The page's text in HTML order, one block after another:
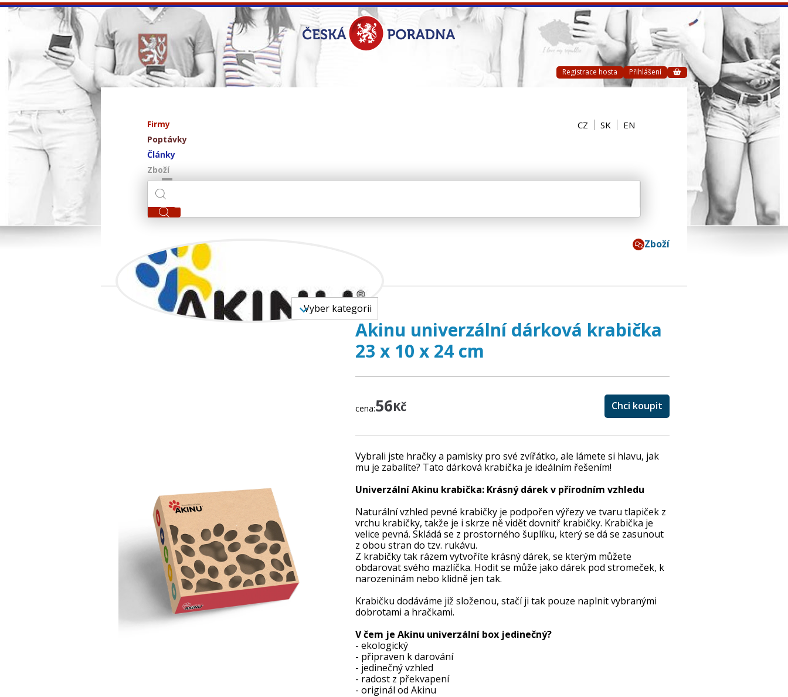
Registrace hosta Přihlášení
Firmy
Poptávky
Články
Zboží
CZ SK EN
Zboží
VŠECHNO ZBOŽÍ Vyber kategorii
Akinu univerzální dárková krabička
23 x 10 x 24 cm
cena:56Kč Chci koupit
Vybrali jste hračky a pamlsky pro své zvířátko, ale lámete si hlavu, jak
mu je zabalíte? Tato dárková krabička je ideálním řešením!
Univerzální Akinu krabička: Krásný dárek v přírodním vzhledu
Naturální vzhled pevné krabičky je podpořen výřezy ve tvaru tlapiček z
vrchu krabičky, takže je i skrze ně vidět dovnitř krabičky. Krabička je
velice pevná. Skládá se z prostorného šuplíku, který se dá se zasunout
z obou stran do tzv. rukávu.
Z krabičky tak rázem vytvoříte krásný dárek, se kterým můžete
obdarovat svého mazlíčka. Hodit se může jako dárek pod stromeček, k
narozeninám nebo klidně jen tak.
Krabičku dodáváme již složenou, stačí ji tak pouze naplnit vybranými
dobrotami a hračkami.
V čem je Akinu univerzální box jedinečný?
- ekologický
- připraven k darování
- jedinečný vzhled
- radost z překvapení
- originál od Akinu